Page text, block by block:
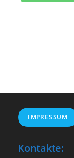
IMPRESSUM
Kontakte: